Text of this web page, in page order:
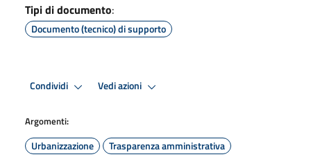
Tipi di documento:
Documento (tecnico) di supporto
Condividi Vedi azioni
Argomenti:
Urbanizzazione Trasparenza amministrativa